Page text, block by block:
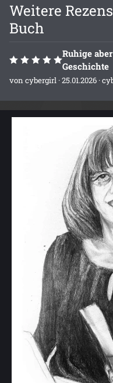
Weitere
Buch
Ruhige
Geschichte
voncybergirl · 25.01.2026 ·